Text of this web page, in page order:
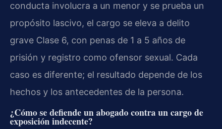
conducta involucra a un menor y se prueba un
propósito lascivo, el cargo se eleva a delito
grave Clase 6, con penas de 1 a 5 años de
prisión y registro como ofensor sexual. Cada
caso es diferente; el resultado depende de los
hechos y los antecedentes de la persona.
¿Cómo se defiende un abogado contra un cargo de
exposición indecente?